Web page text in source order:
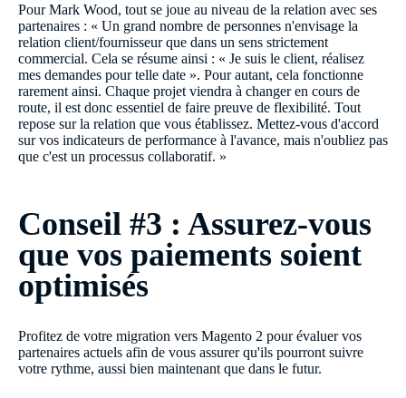
Pour Mark Wood, tout se joue au niveau de la relation avec ses
partenaires : « Un grand nombre de personnes n'envisage la
relation client/fournisseur que dans un sens strictement
commercial. Cela se résume ainsi : « Je suis le client, réalisez
mes demandes pour telle date ». Pour autant, cela fonctionne
rarement ainsi. Chaque projet viendra à changer en cours de
route, il est donc essentiel de faire preuve de flexibilité. Tout
repose sur la relation que vous établissez. Mettez-vous d'accord
sur vos indicateurs de performance à l'avance, mais n'oubliez pas
que c'est un processus collaboratif. »
Conseil #3 : Assurez-vous
que vos paiements soient
optimisés
Profitez de votre migration vers Magento 2 pour évaluer vos
partenaires actuels afin de vous assurer qu'ils pourront suivre
votre rythme, aussi bien maintenant que dans le futur.